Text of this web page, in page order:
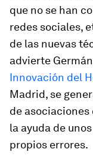
que no se han
redes sociales,
de las nuevas
advierte
Innovación del
Madrid, se
de asociaciones
la ayuda de
propios errores.